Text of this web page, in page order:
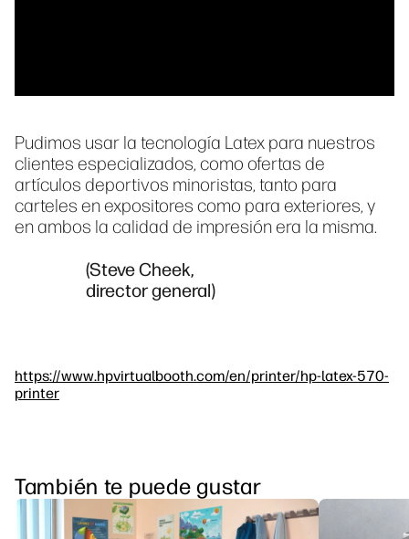
Pudimos usar la tecnología Latex para nuestros
clientes especializados, como ofertas de
artículos deportivos minoristas, tanto para
carteles en expositores como para exteriores, y
en ambos la calidad de impresión era la misma.
(Steve Cheek,
director general)
https://www.hpvirtualbooth.com/en/printer/hp-latex-570-
printer
También te puede gustar